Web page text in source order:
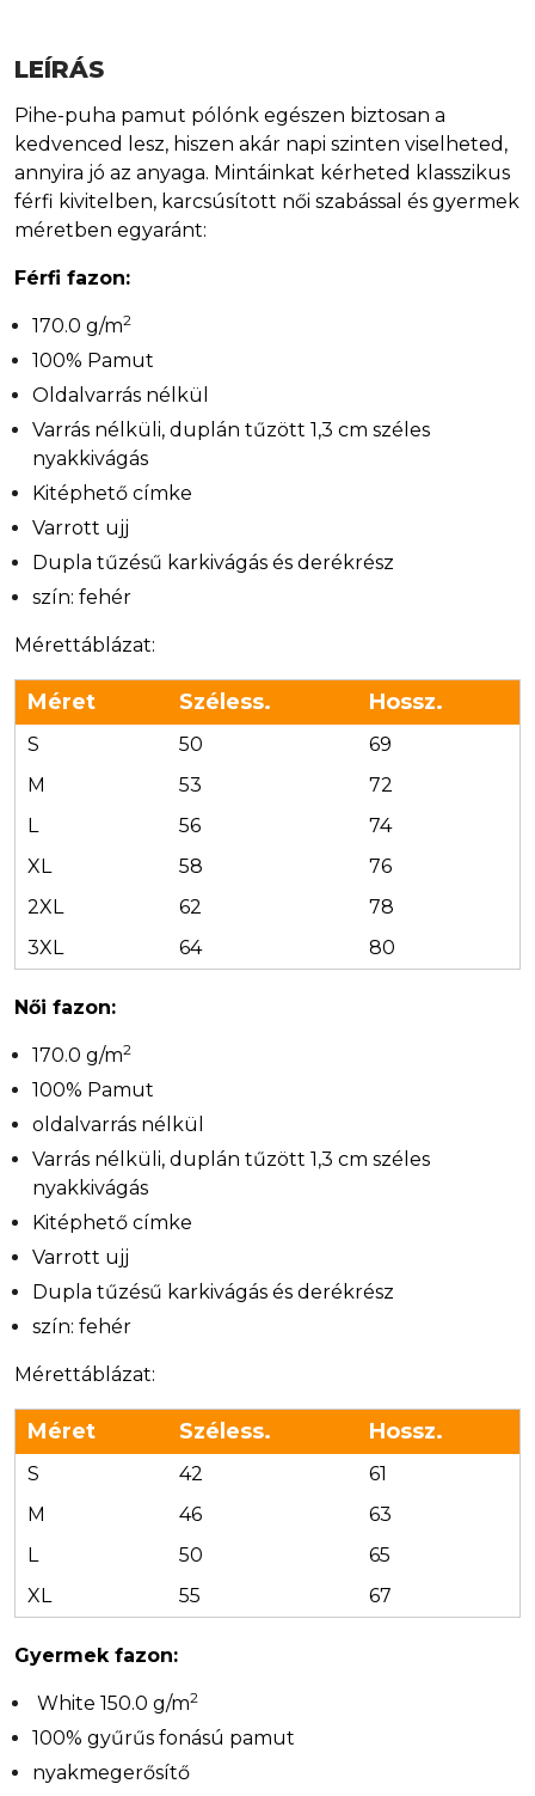
LEÍRÁS
Pihe-puha pamut pólónk egészen biztosan a
kedvenced lesz, hiszen akár napi szinten viselheted,
annyira jó az anyaga. Mintáinkat kérheted klasszikus
férfi kivitelben, karcsúsított női szabással és gyermek
méretben egyaránt:
Férfi fazon:
170.0 g/m2
100% Pamut
Oldalvarrás nélkül
Varrás nélküli, duplán tűzött 1,3 cm széles
nyakkivágás
Kitéphető címke
Varrott ujj
Dupla tűzésű karkivágás és derékrész
szín: fehér
Mérettáblázat:
Méret Széless. Hossz.
S 50
69
M
53
72
L
56
74
XL
58
76
2XL
62
78
3XL
64 80
Női fazon:
170.0 g/m2
100% Pamut
oldalvarrás nélkül
Varrás nélküli, duplán tűzött 1,3 cm széles
nyakkivágás
Kitéphető címke
Varrott ujj
Dupla tűzésű karkivágás és derékrész
szín: fehér
Mérettáblázat:
Méret Széless. Hossz.
S 42
61
M
46
63
L
50
65
XL
55 67
Gyermek fazon:
White 150.0 g/m2
100% gyűrűs fonású pamut
nyakmegerősítő